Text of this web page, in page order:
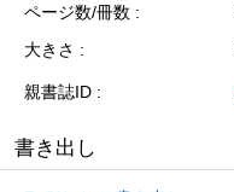
ページ数/冊数
大きさ
親書誌ID
書き出し